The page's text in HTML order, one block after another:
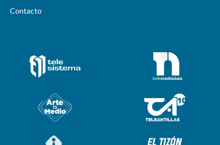
Contacto